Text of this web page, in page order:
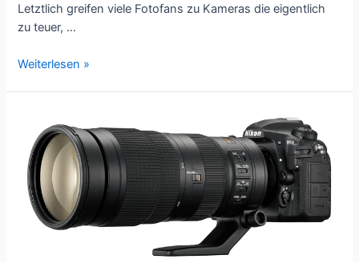
Letztlich greifen viele Fotofans zu Kameras die eigentlich
zu teuer, …
Bildrauschen
Weiterlesen »